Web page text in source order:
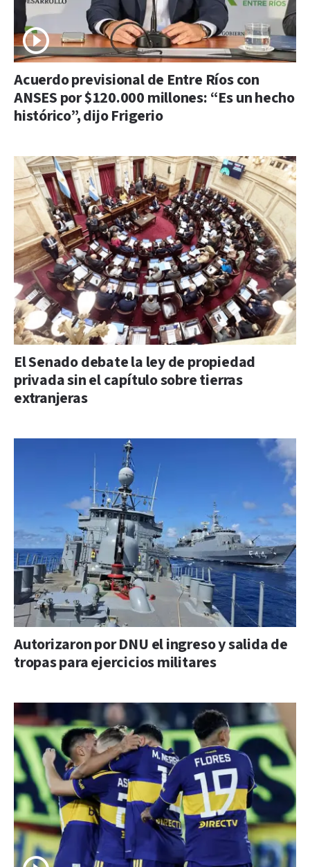
Acuerdo previsional de Entre Ríos con
ANSES por $120.000 millones: “Es un hecho
histórico”, dijo Frigerio
El Senado debate la ley de propiedad
privada sin el capítulo sobre tierras
extranjeras
Autorizaron por DNU el ingreso y salida de
tropas para ejercicios militares